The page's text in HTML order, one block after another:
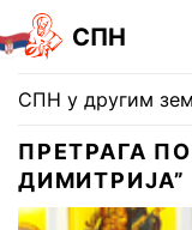
СПН
СПН у другим
ПРЕТРАГА
ДИМИТРИЈА”